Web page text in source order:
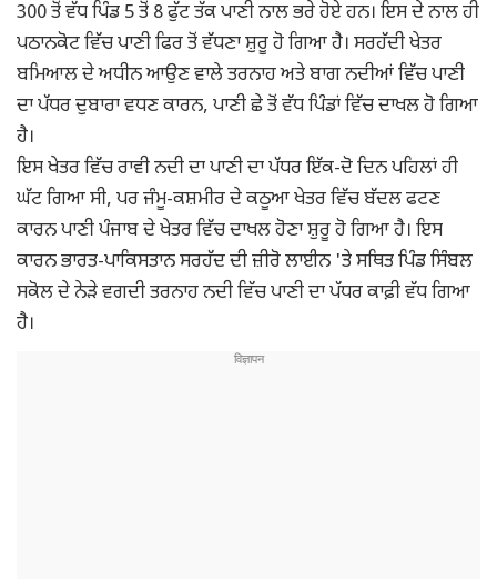
300 ਤੋਂ ਵੱਧ ਪਿੰਡ 5 ਤੋਂ 8 ਫੁੱਟ ਤੱਕ ਪਾਣੀ ਨਾਲ ਭਰੇ ਹੋਏ ਹਨ। ਇਸ ਦੇ ਨਾਲ ਹੀ
ਪਠਾਨਕੋਟ ਵਿੱਚ ਪਾਣੀ ਫਿਰ ਤੋਂ ਵੱਧਣਾ ਸ਼ੁਰੂ ਹੋ ਗਿਆ ਹੈ। ਸਰਹੱਦੀ ਖੇਤਰ
ਬਮਿਆਲ ਦੇ ਅਧੀਨ ਆਉਣ ਵਾਲੇ ਤਰਨਾਹ ਅਤੇ ਬਾਗ ਨਦੀਆਂ ਵਿੱਚ ਪਾਣੀ
ਦਾ ਪੱਧਰ ਦੁਬਾਰਾ ਵਧਣ ਕਾਰਨ, ਪਾਣੀ ਛੇ ਤੋਂ ਵੱਧ ਪਿੰਡਾਂ ਵਿੱਚ ਦਾਖਲ ਹੋ ਗਿਆ
ਹੈ।
ਇਸ ਖੇਤਰ ਵਿੱਚ ਰਾਵੀ ਨਦੀ ਦਾ ਪਾਣੀ ਦਾ ਪੱਧਰ ਇੱਕ-ਦੋ ਦਿਨ ਪਹਿਲਾਂ ਹੀ
ਘੱਟ ਗਿਆ ਸੀ, ਪਰ ਜੰਮੂ-ਕਸ਼ਮੀਰ ਦੇ ਕਠੂਆ ਖੇਤਰ ਵਿੱਚ ਬੱਦਲ ਫਟਣ
ਕਾਰਨ ਪਾਣੀ ਪੰਜਾਬ ਦੇ ਖੇਤਰ ਵਿੱਚ ਦਾਖਲ ਹੋਣਾ ਸ਼ੁਰੂ ਹੋ ਗਿਆ ਹੈ। ਇਸ
ਕਾਰਨ ਭਾਰਤ-ਪਾਕਿਸਤਾਨ ਸਰਹੱਦ ਦੀ ਜ਼ੀਰੋ ਲਾਈਨ 'ਤੇ ਸਥਿਤ ਪਿੰਡ ਸਿੰਬਲ
ਸਕੋਲ ਦੇ ਨੇੜੇ ਵਗਦੀ ਤਰਨਾਹ ਨਦੀ ਵਿੱਚ ਪਾਣੀ ਦਾ ਪੱਧਰ ਕਾਫ਼ੀ ਵੱਧ ਗਿਆ
ਹੈ।